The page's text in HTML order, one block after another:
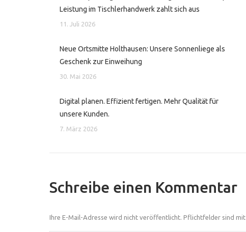
Leistung im Tischlerhandwerk zahlt sich aus
11. Juli 2026
Neue Ortsmitte Holthausen: Unsere Sonnenliege als
Geschenk zur Einweihung
30. Mai 2026
Digital planen. Effizient fertigen. Mehr Qualität für
unsere Kunden.
7. März 2026
Schreibe einen Kommentar
Ihre E-Mail-Adresse wird nicht veröffentlicht. Pflichtfelder sind mit